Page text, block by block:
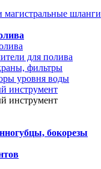
магистральные шланги
для полива
фильтры
уровня воды
инструмент
инструмент
бокорезы